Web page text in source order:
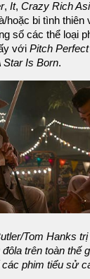
, It, Crazy Rich
hoặc bi tình thiên
số các thể loại
với Pitch
Star Is Born.
Tom Hanks
trên toàn thế
các phim tiểu sử